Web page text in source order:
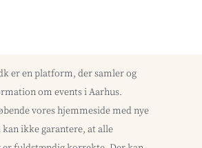
er en platform, der samler og
om events i Aarhus.
vores hjemmeside med nye
kan ikke garantere, at alle